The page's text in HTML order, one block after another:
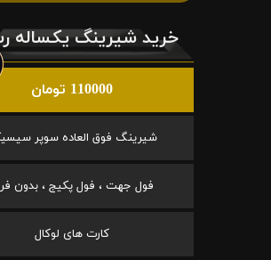
خرید شیرینگ یکساله
110000 تومان
شیرینگ فوق العاده سوپر
فول جهت ، فول پکیج ، بدون
کارت های لوکال